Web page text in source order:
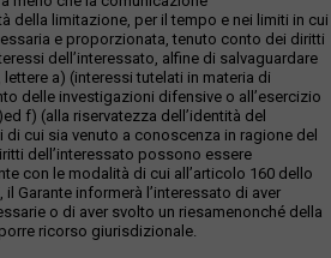
della limitazione, per il tempo e nei limiti in cui
e proporzionata, tenuto conto dei diritti
dell’interessato, alfine di salvaguardare
a) (interessi tutelati in materia di
delle investigazioni difensive o all’esercizio
f) (alla riservatezza dell’identità del
cui sia venuto a conoscenza in ragione del
dell’interessato possono essere
con le modalità di cui all’articolo 160 dello
Garante informerà l’interessato di aver
o di aver svolto un riesamenonché della
ricorso giurisdizionale.